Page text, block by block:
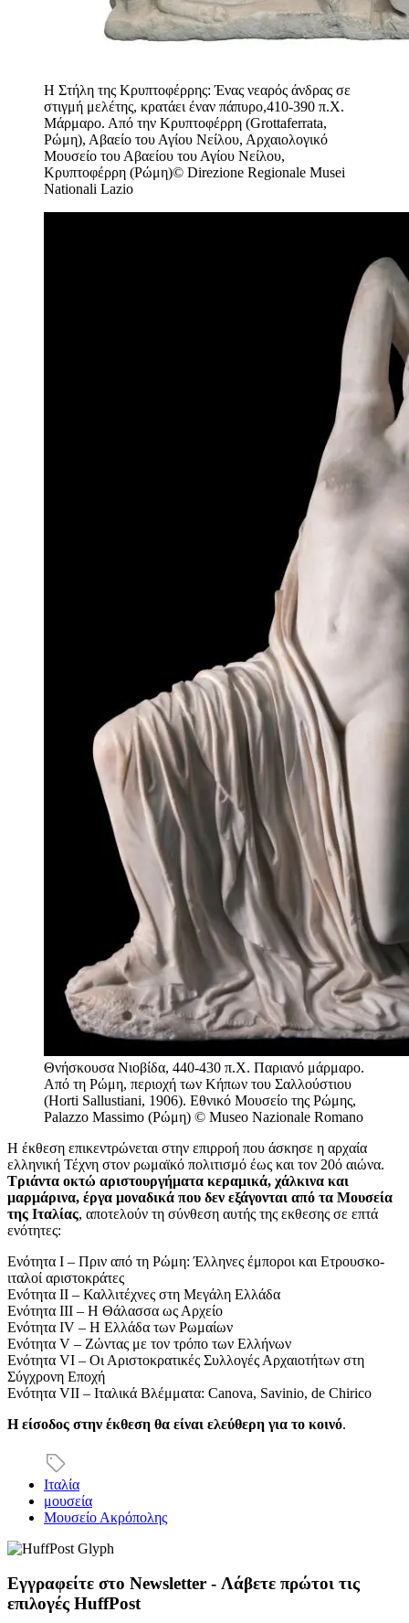
Η Στήλη της Κρυπτοφέρρης: Ένας νεαρός άνδρας σε
στιγμή μελέτης, κρατάει έναν πάπυρο,410-390 π.Χ.
Μάρμαρο. Από την Κρυπτοφέρρη (Grottaferrata,
Ρώμη), Αβαείο του Αγίου Νείλου, Αρχαιολογικό
Μουσείο του Αβαείου του Αγίου Νείλου,
Κρυπτοφέρρη (Ρώμη)© Direzione Regionale Musei
Nationali Lazio
Θνήσκουσα Νιοβίδα, 440-430 π.Χ. Παριανό μάρμαρο.
Από τη Ρώμη, περιοχή των Κήπων του Σαλλούστιου
(Horti Sallustiani, 1906). Εθνικό Μουσείο της Ρώμης,
Palazzo Massimo (Ρώμη) © Museo Nazionale Romano
Η έκθεση επικεντρώνεται στην επιρροή που άσκησε η αρχαία
ελληνική Τέχνη στον ρωμαϊκό πολιτισμό έως και τον 20ό αιώνα.
Τριάντα οκτώ αριστουργήματα κεραμικά, χάλκινα και
μαρμάρινα, έργα μοναδικά που δεν εξάγονται από τα Μουσεία
της Ιταλίας, αποτελούν τη σύνθεση αυτής της εκθεσης σε επτά
ενότητες:
Ενότητα I – Πριν από τη Ρώμη: Έλληνες έμποροι και Ετρουσκο-
ιταλοί αριστοκράτες
Ενότητα ΙΙ – Καλλιτέχνες στη Μεγάλη Ελλάδα
Ενότητα ΙΙΙ – Η Θάλασσα ως Αρχείο
Ενότητα ΙV – Η Ελλάδα των Ρωμαίων
Ενότητα V – Ζώντας με τον τρόπο των Ελλήνων
Ενότητα VI – Οι Αριστοκρατικές Συλλογές Αρχαιοτήτων στη
Σύγχρονη Εποχή
Ενότητα VII – Ιταλικά Βλέμματα: Canova, Savinio, de Chirico
Η είσοδος στην έκθεση θα είναι ελεύθερη για το κοινό.
Ιταλία
μουσεία
Μουσείο Ακρόπολης
Εγγραφείτε στο Newsletter - Λάβετε πρώτοι τις
επιλογές HuffPost